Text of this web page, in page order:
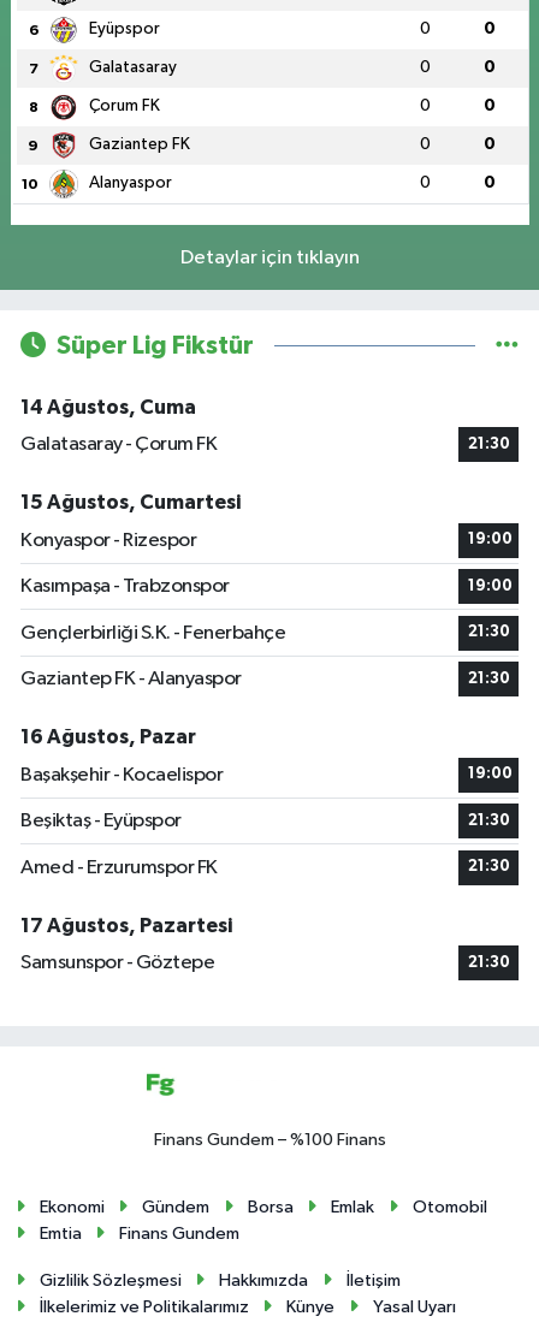
6 Eyüpspor 0 0
7 Galatasaray 0 0
8 Çorum FK 0 0
9 Gaziantep FK 0 0
10 Alanyaspor 0 0
Detaylar için tıklayın
Süper Lig Fikstür
14 Ağustos, Cuma
Galatasaray - Çorum FK
21:30
15 Ağustos, Cumartesi
Konyaspor - Rizespor
19:00
Kasımpaşa - Trabzonspor 19:00
Gençlerbirliği S.K. - Fenerbahçe 21:30
Gaziantep FK - Alanyaspor 21:30
16 Ağustos, Pazar
Başakşehir - Kocaelispor
19:00
Beşiktaş - Eyüpspor 21:30
Amed - Erzurumspor FK 21:30
17 Ağustos, Pazartesi
Samsunspor - Göztepe
21:30
Finans Gundem – %100 Finans
Ekonomi Gündem Borsa Emlak
Otomobil
Emtia
Finans Gundem
Gizlilik Sözleşmesi Hakkımızda
İletişim
İlkelerimiz ve Politikalarımız
Künye Yasal Uyarı